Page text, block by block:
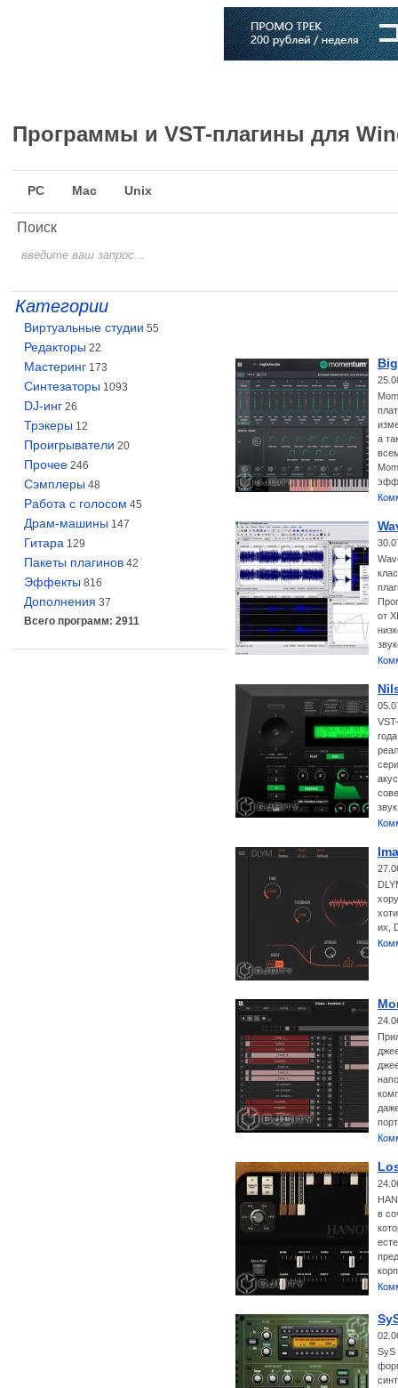
Программы и VST-плагины для
PC Mac Unix
Поиск
Категории
Виртуальные студии 55
Редакторы 22
Мастеринг 173
Синтезаторы 1093
DJ-инг 26
Трэкеры 12
Проигрыватели 20
Прочее 246
Сэмплеры 48
Работа с голосом 45
Драм-машины 147
Гитара 129
Пакеты плагинов 42
Эффекты 816
Дополнения 37
Всего программ: 2911
а
от
их,
в
SyS